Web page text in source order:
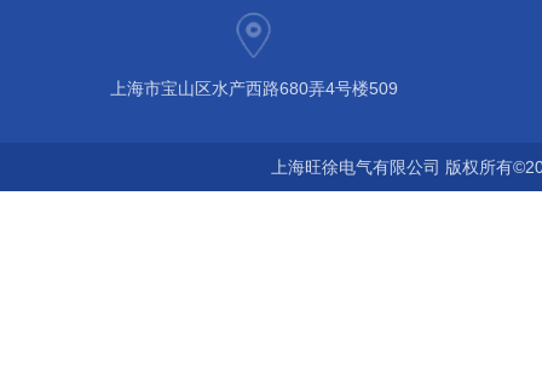
上海市宝山区水产西路680弄4号楼509
上海旺徐电气有限公司 版权所有